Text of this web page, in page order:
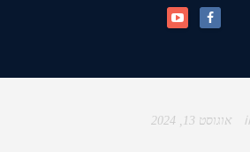
אוגוסט 13, 2024